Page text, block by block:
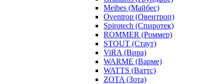
Meibes (Майбес)
Oventrop (Овентроп)
Spirotech (Спиротек)
ROMMER (Роммер)
STOUT (Стаут)
ViRA (Вира)
WARME (Варме)
WATTS (Ваттс)
ZOTA (Зота)